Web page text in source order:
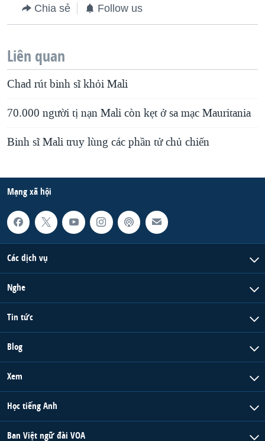
Chia sẻ Follow us
Liên quan
Chad rút binh sĩ khỏi Mali
70.000 người tị nạn Mali còn kẹt ở sa mạc Mauritania
Binh sĩ Mali truy lùng các phần tử chủ chiến
Mạng xã hội
Các dịch vụ
Nghe
Tin tức
Blog
Xem
Học tiếng Anh
Ban Việt ngữ đài VOA